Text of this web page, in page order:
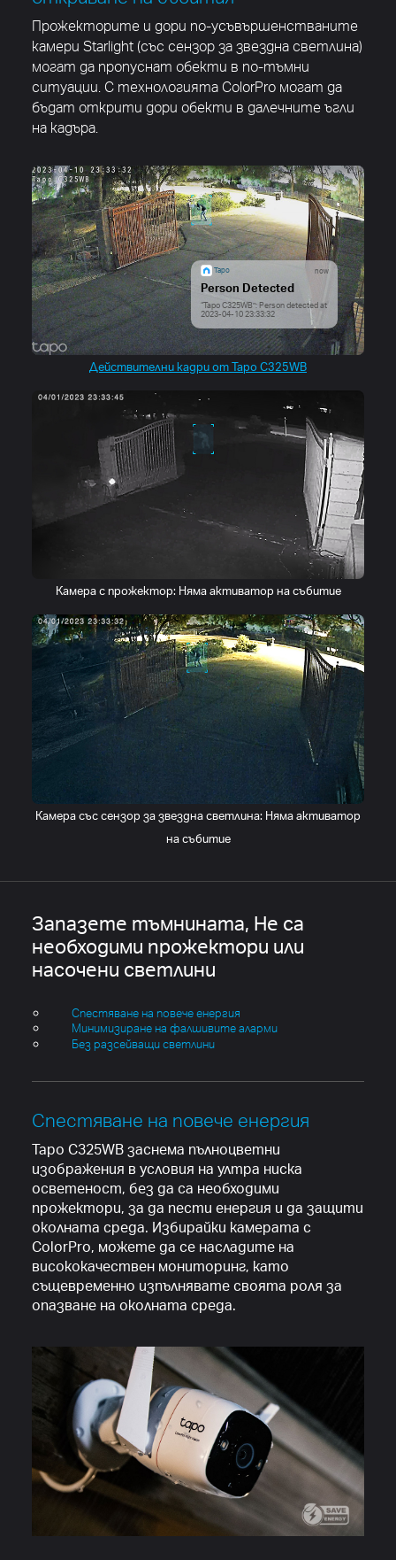
Прожекторите и дори по-усъвършенстваните
камери Starlight (със сензор за звездна светлина)
могат да пропуснат обекти в по-тъмни
ситуации. С технологията ColorPro могат да
бъдат открити дори обекти в далечните ъгли
на кадъра.
Tapo now
Person Detected
“Tapo C325WB”: Person detected at
2023-04-10 23:33:32
Действителни кадри от Tapo C325WB
Камера с прожектор: Няма активатор на събитие
Камера със сензор за звездна светлина: Няма активатор
на събитие
Запазете тъмнината, Не са
необходими прожектори или
насочени светлини
Спестяване на повече енергия
Минимизиране на фалшивите аларми
Без разсейващи светлини
Спестяване на повече енергия
Tapo C325WB заснема пълноцветни
изображения в условия на ултра ниска
осветеност, без да са необходими
прожектори, за да пести енергия и да защити
околната среда. Избирайки камерата с
ColorPro, можете да се насладите на
висококачествен мониторинг, като
същевременно изпълнявате своята роля за
опазване на околната среда.